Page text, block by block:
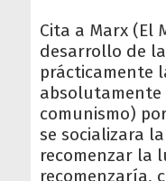
Cita a Marx (El
desarrollo de
prácticamente
absolutamente
comunismo)
se socializara
recomenzar la
recomenzaría,